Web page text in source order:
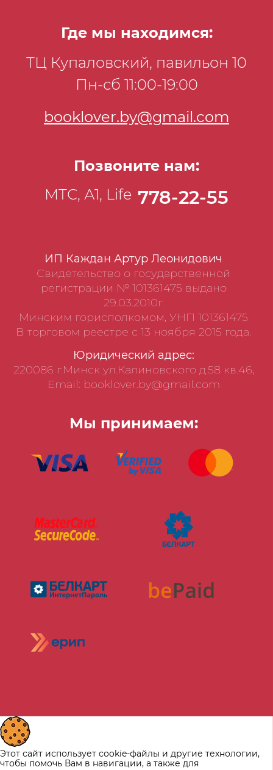
ИП Каждан Артур Леонидович
Свидетельство о государственной
регистрации № 101361475 выдано
29.03.2010г.
Минским горисполкомом, УНП 101361475
В торговом реестре с 13 ноября 2015 года.
Юридический адрес:
220086 г.Минск ул.Калиновского д.58 кв.46,
Email: booklover.by@gmail.com
Мы принимаем:
Где мы находимся:
ТЦ Купаловский, павильон 10
Пн-сб 11:00-19:00
booklover.by@gmail.com
Позвоните нам:
МТС, А1, Life 778-22-55
Этот сайт использует cookie-файлы и другие технологии,
чтобы помочь Вам в навигации, а также для